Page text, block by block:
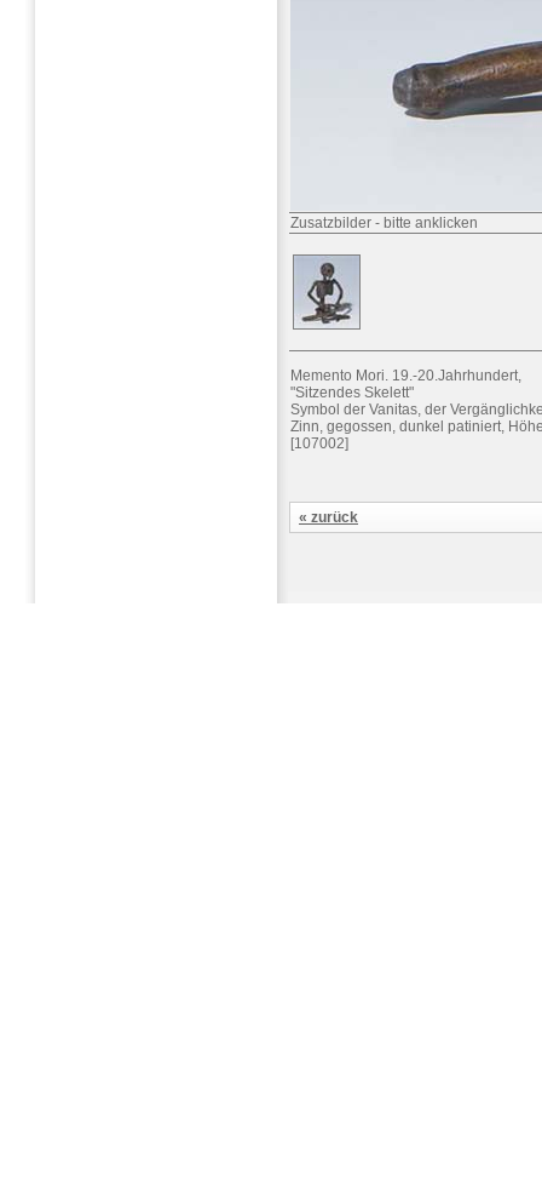
Zusatzbilder - bitte anklicken
Memento Mori. 19.-20.Jahrhundert,
"Sitzendes Skelett"
Symbol der Vanitas, der
Zinn, gegossen, dunkel patiniert,
[107002]
« zurück